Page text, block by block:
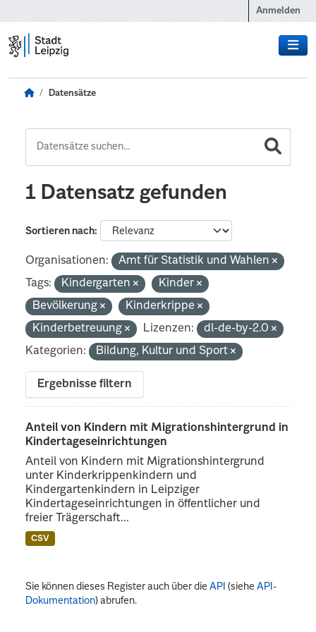
Anmelden
Datensätze
1 Datensatz gefunden
Sortieren nach
Organisationen:
Amt für Statistik und Wahlen
Tags:
Kindergarten
Kinder
Bevölkerung
Kinderkrippe
Kinderbetreuung
Lizenzen:
dl-de-by-2.0
Kategorien:
Bildung, Kultur und Sport
Ergebnisse filtern
Anteil von Kindern mit Migrationshintergrund in
Kindertageseinrichtungen
Anteil von Kindern mit Migrationshintergrund
unter Kinderkrippenkindern und
Kindergartenkindern in Leipziger
Kindertageseinrichtungen in öffentlicher und
freier Trägerschaft...
CSV
Sie können dieses Register auch über dieAPI (sieheAPI-
Dokumentation) abrufen.